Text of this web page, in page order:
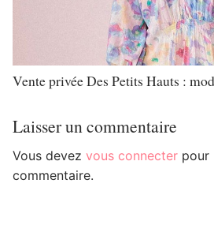
Vente privée Des Petits Hauts :
Laisser un commentaire
Vous devez vous connecter pour
commentaire.